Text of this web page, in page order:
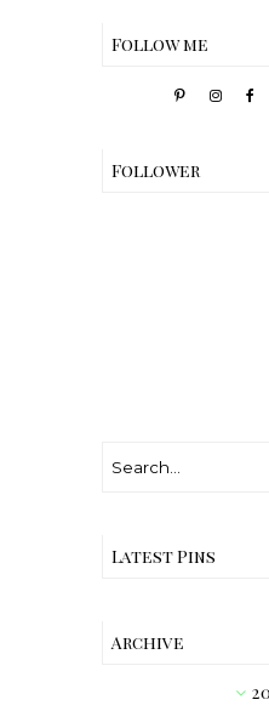
Follow me
Follower
Latest Pins
Archive
►